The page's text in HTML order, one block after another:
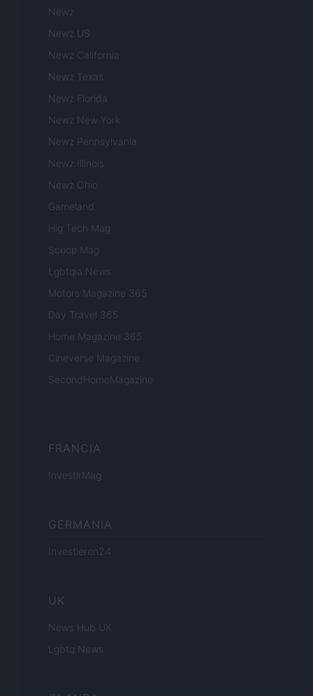
Newz
Newz US
Newz California
Newz Texas
Newz Florida
Newz New York
Newz Pennsylvania
Newz Illinois
Newz Ohio
Gameland
Hig Tech Mag
Scoop Mag
Lgbtqia News
Motors Magazine 365
Day Travel 365
Home Magazine 365
Cineverse Magazine
SecondHomeMagazine
FRANCIA
InvestirMag
GERMANIA
Investieren24
UK
News Hub UK
Lgbtq News